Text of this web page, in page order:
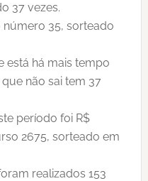
37 vezes.
35, sorteado
está há mais tempo
não sai tem 37
período foi R$
2675, sorteado em
realizados 153